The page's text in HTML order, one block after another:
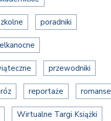
poradniki
przewodniki
reportaże romanse
Wirtualne Targi Książki